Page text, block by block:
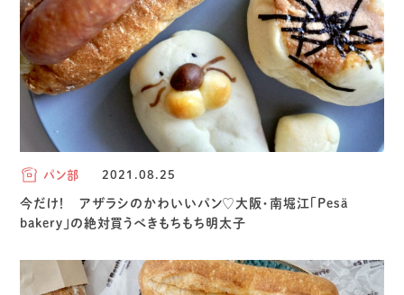
パン部 2021.08.25
今だけ！ アザラシのかわいいパン♡大阪・南堀江「Pesä
bakery」の絶対買うべきもちもち明太子